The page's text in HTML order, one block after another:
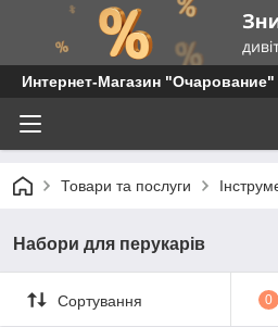
Интернет-Магазин "Очарование"
Товари та послуги
Набори для перукарів
Сортування 0